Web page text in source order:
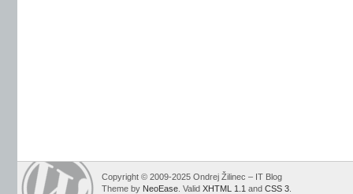
Copyright © 2009-2025 Ondrej Žilinec – IT Blog
Theme by NeoEase . Valid XHTML 1.1 and CSS 3